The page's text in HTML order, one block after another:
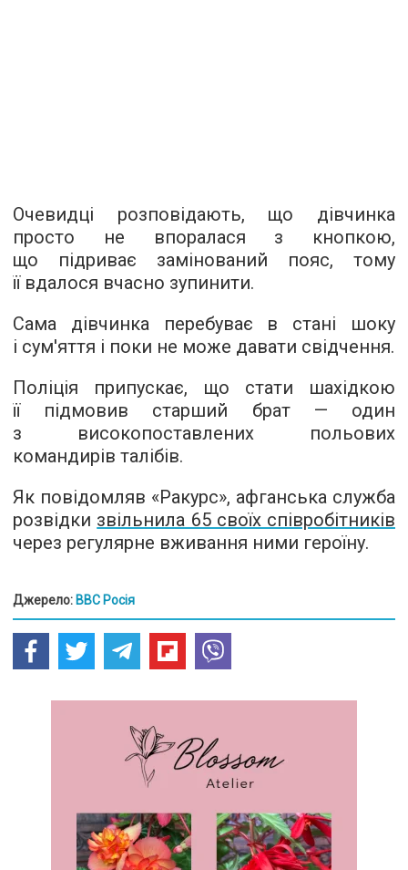
Очевидці розповідають, що дівчинка
просто не впоралася з кнопкою,
що підриває замінований пояс, тому
її вдалося вчасно зупинити.
Сама дівчинка перебуває в стані шоку
і сум'яття і поки не може давати свідчення.
Поліція припускає, що стати шахідкою
її підмовив старший брат — один
з високопоставлених польових
командирів талібів.
Як повідомляв «Ракурс», афганська служба
розвідки звільнила 65 своїх співробітників
через регулярне вживання ними героїну.
Джерело: BBC Росія